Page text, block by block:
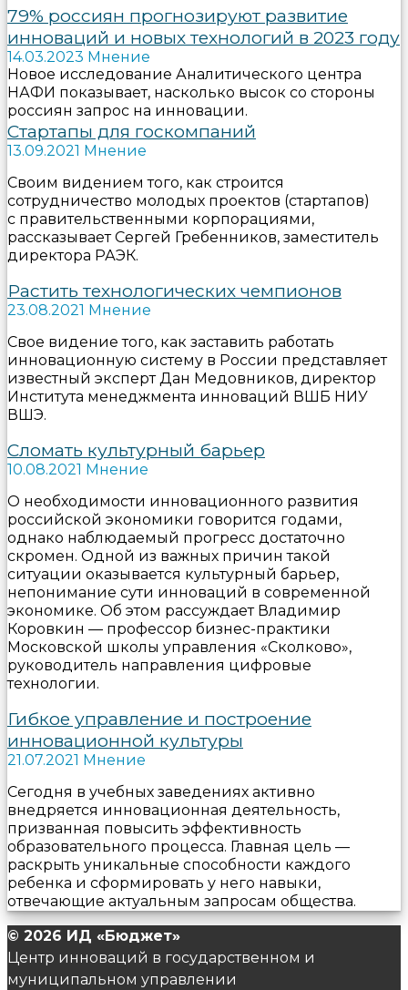
79% россиян прогнозируют развитие
инноваций и новых технологий в 2023 году
14.03.2023 Мнение
Новое исследование Аналитического центра
НАФИ показывает, насколько высок со стороны
россиян запрос на инновации.
Стартапы для госкомпаний
13.09.2021 Мнение
Своим видением того, как строится
сотрудничество молодых проектов (стартапов)
с правительственными корпорациями,
рассказывает Сергей Гребенников, заместитель
директора РАЭК.
Растить технологических чемпионов
23.08.2021 Мнение
Свое видение того, как заставить работать
инновационную систему в России представляет
известный эксперт Дан Медовников, директор
Института менеджмента инноваций ВШБ НИУ
ВШЭ.
Сломать культурный барьер
10.08.2021 Мнение
О необходимости инновационного развития
российской экономики говорится годами,
однако наблюдаемый прогресс достаточно
скромен. Одной из важных причин такой
ситуации оказывается культурный барьер,
непонимание сути инноваций в современной
экономике. Об этом рассуждает Владимир
Коровкин — профессор бизнес-практики
Московской школы управления «Сколково»,
руководитель направления цифровые
технологии.
Гибкое управление и построение
инновационной культуры
21.07.2021 Мнение
Сегодня в учебных заведениях активно
внедряется инновационная деятельность,
призванная повысить эффективность
образовательного процесса. Главная цель —
раскрыть уникальные способности каждого
ребенка и сформировать у него навыки,
отвечающие актуальным запросам общества.
© 2026 ИД «Бюджет»
Центр инноваций в государственном и
муниципальном управлении